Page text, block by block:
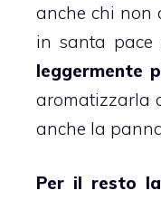
anche chi non
in santa pace
leggermente
aromatizzarla
anche la
Per il resto